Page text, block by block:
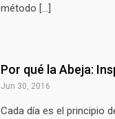
método […]
Por qué la Abeja:
Jun 30, 2016
Cada día es el principio